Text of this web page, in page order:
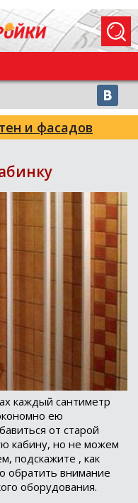
и фасадов
каждый сантиметр
ею
от старой
кабину, но не можем
подскажите , как
обратить внимание
оборудования.